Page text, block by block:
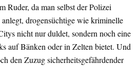
Ruder, da man selbst der Polizei
drogensüchtige wie kriminelle
nicht nur duldet, sondern noch eine
auf Bänken oder in Zelten bietet. Und
den Zuzug sicherheitsgefährdender